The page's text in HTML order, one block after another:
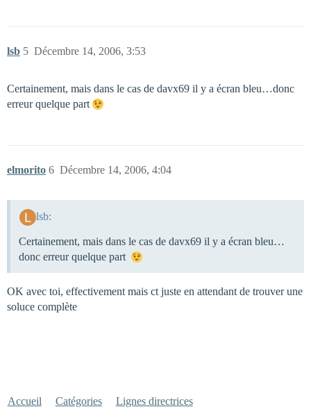
lsb Décembre 14, 2006, 3:53
5
Certainement, mais dans le cas de davx69 il y a écran bleu…donc
erreur quelque part
elmorito Décembre 14, 2006, 4:04
6
lsb:
Certainement, mais dans le cas de davx69 il y a écran bleu…
donc erreur quelque part
OK avec toi, effectivement mais ct juste en attendant de trouver une
soluce complète
Accueil Catégories Lignes directrices